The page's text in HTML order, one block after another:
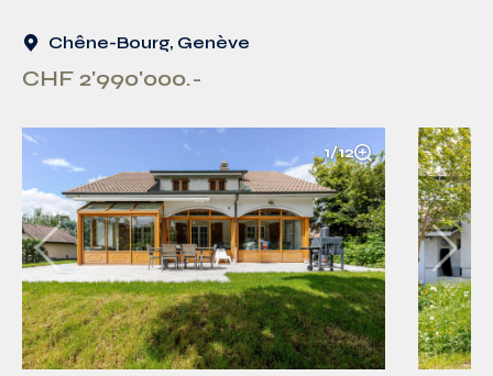
Chêne-Bourg, Genève
CHF 2'990'000.-
1/12